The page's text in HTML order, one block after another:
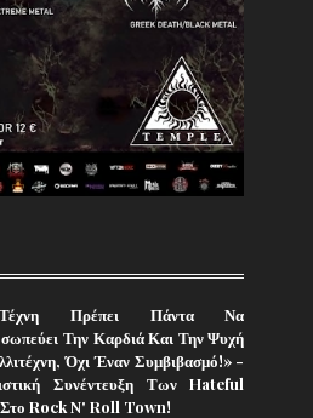
Πρέπει Πάντα Να
Την Καρδιά Και Την Ψυχή
Όχι Έναν Συμβιβασμό!» -
Συνέντευξη Των Hateful
Rock N' Roll Town!